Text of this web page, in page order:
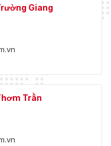
Giang
Trần